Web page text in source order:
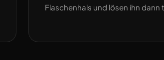
Flaschenhals und lösen ihn dann